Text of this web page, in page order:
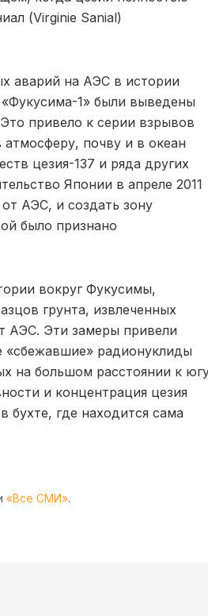
(Virginie Sanial)
аварий на АЭС в истории
1» были выведены
привело к серии взрывов
почву и в океан
цезия-137 и ряда других
Японии в апреле 2011
АЭС, и создать зону
было признано
вокруг Фукусимы,
грунта, извлеченных
АЭС. Эти замеры привели
«сбежавшие» радионуклиды
на большом расстоянии к
и концентрация цезия
бухте, где находится сама
«Все СМИ».